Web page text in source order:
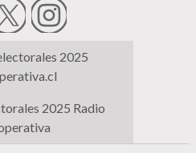
2025
2025 Radio